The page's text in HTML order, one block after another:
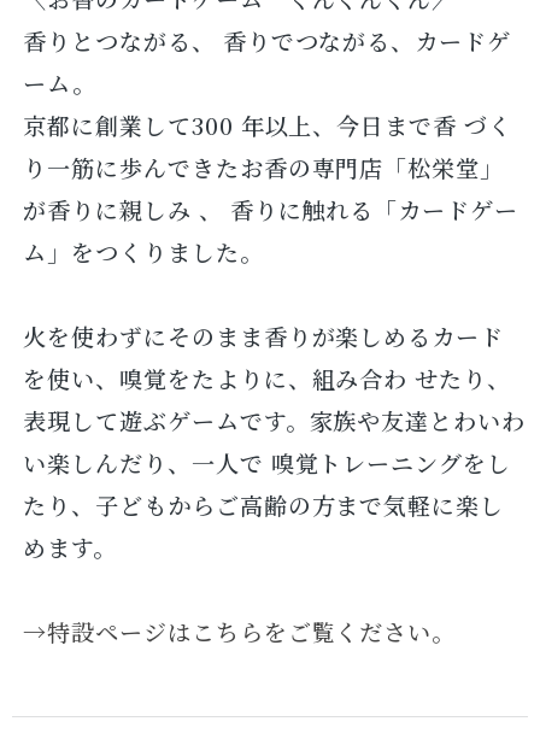
香りとつながる、 香りでつながる、カードゲ
ーム。
京都に創業して300 年以上、今日まで香 づく
り一筋に歩んできたお香の専門店「松栄堂」
が香りに親しみ 、 香りに触れる「カードゲー
ム」をつくりました。
火を使わずにそのまま香りが楽しめるカード
を使い、嗅覚をたよりに、組み合わ せたり、
表現して遊ぶゲームです。家族や友達とわいわ
い楽しんだり、一人で 嗅覚トレーニングをし
たり、子どもからご高齢の方まで気軽に楽し
めます。
→特設ページはこちらをご覧ください。